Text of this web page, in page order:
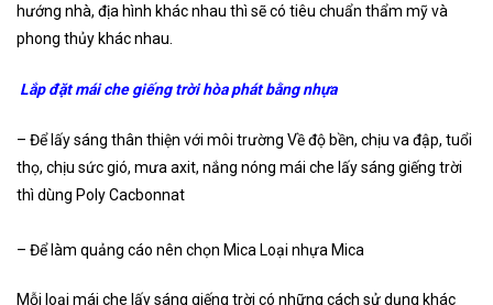
hướng nhà, địa hình khác nhau thì sẽ có tiêu chuẩn thẩm mỹ và
phong thủy khác nhau.
Lắp đặt mái che giếng trời hòa phátbằng nhựa
– Để lấy sáng thân thiện với môi trường Về độ bền, chịu va đập, tuổi
thọ, chịu sức gió, mưa axit, nắng nóng mái che lấy sáng giếng trời
thì dùng Poly Cacbonnat
– Để làm quảng cáo nên chọn Mica Loại nhựa Mica
Mỗi loại mái che lấy sáng giếng trời có những cách sử dụng khác